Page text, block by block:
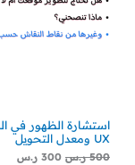
UX ومعدل التحويل
500 ر.س 300 ر.س